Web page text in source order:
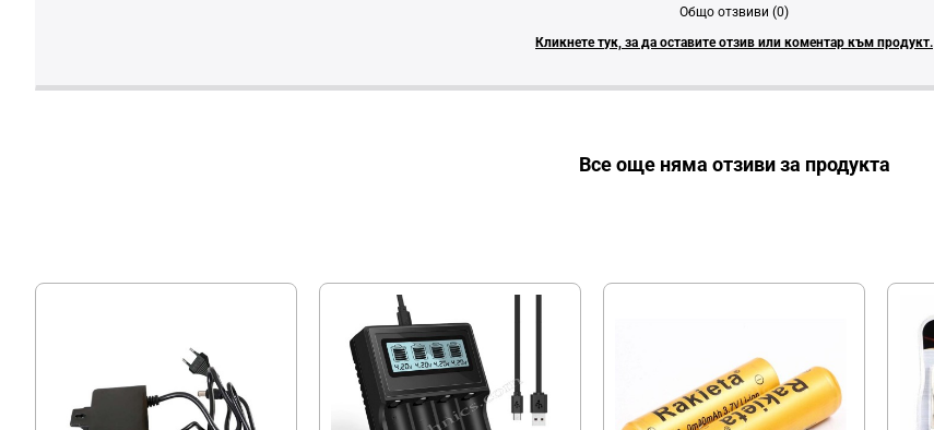
Общо отзвиви (0)
Кликнете тук, за да оставите отзив или коментар към продукт.
Все още няма отзиви за продукта